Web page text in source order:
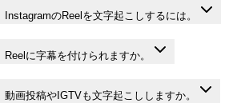
InstagramのReelを文字起こしするには。
Reelに字幕を付けられますか。
動画投稿やIGTVも文字起こししますか。